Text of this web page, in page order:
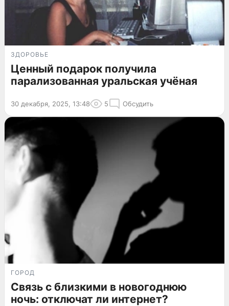
ЗДОРОВЬЕ
Ценный подарок получила
парализованная уральская учёная
30 декабря, 2025, 13:48 5 Обсудить
ГОРОД
Связь с близкими в новогоднюю
ночь: отключат ли интернет?